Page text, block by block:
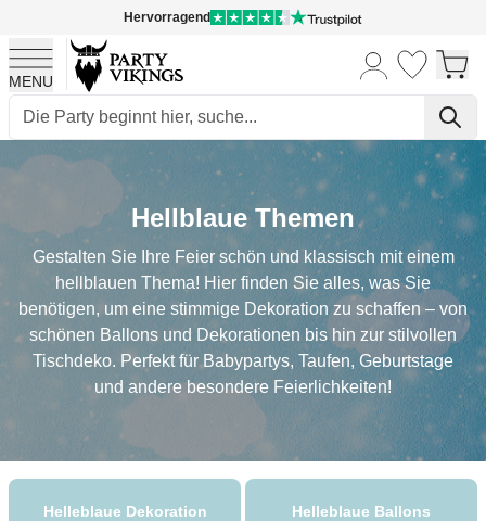
Hervorragend
MENU
Hellblaue Themen
Gestalten Sie Ihre Feier schön und klassisch mit einem
hellblauen Thema! Hier finden Sie alles, was Sie
benötigen, um eine stimmige Dekoration zu schaffen – von
schönen Ballons und Dekorationen bis hin zur stilvollen
Tischdeko. Perfekt für Babypartys, Taufen, Geburtstage
und andere besondere Feierlichkeiten!
Helleblaue Dekoration Helleblaue Ballons